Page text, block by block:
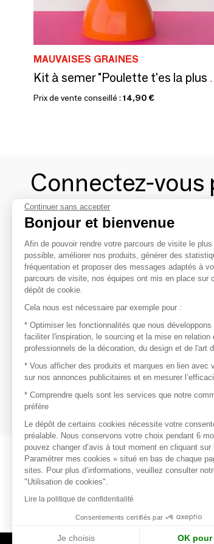
MAUVAISES GRAINES
Kit à
Prix de vente conseillé : 14,90 €
Connectez-vous
contacter les
Afin de profiter au mieux de l'expérience
avec vos marques préférées, créez-vous
Découvrir
Les produits de milliers de
S'inspirer
Inspiration et sélections de
Contacter
Continuer sans accepter
Bonjour et bienvenue
Afin de pouvoir rendre votre parcours de visite le plus
possible, améliorer nos produits, générer des
fréquentation et proposer des messages adaptés à
parcours de visite, nos équipes ont mis en place sur
dépôt de cookie.
Cela nous est nécessaire par exemple pour :
* Optimiser les fonctionnalités que nous développons
faciliter l'inspiration, le sourcing et la mise en relation
professionnels de la décoration, du design et de l'art
* Vous afficher des produits et marques en lien avec
sur nos annonces publicitaires et en mesurer
* Comprendre quels sont les services que notre
préfère
Le dépôt de certains cookies nécessite votre
préalable. Nous conservons votre choix pendant 6
pouvez changer d’avis à tout moment en cliquant sur
Paramétrer mes cookies » situé en bas de chaque
sites. Pour plus d’informations, veuillez consulter
"Utilisation de cookies".
Lire la politique de confidentialité
Consentements certifiés par
Je choisis OK pour